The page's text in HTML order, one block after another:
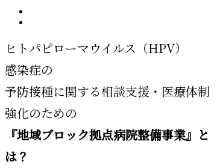
ヒトパピローマウイルス（HPV）
感染症の
予防接種に関する相談支援・医療体制
強化のための
『地域ブロック拠点病院整備事業』と
は？